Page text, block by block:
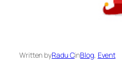
Written byRadu CinBlog, Event